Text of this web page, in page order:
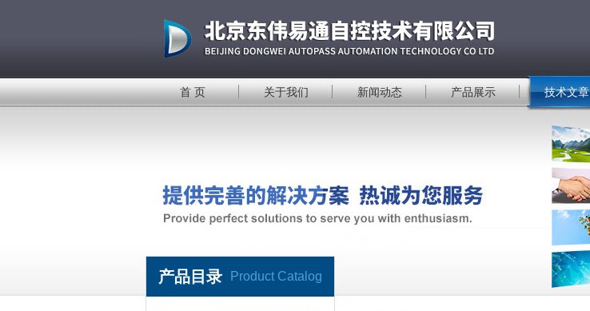
首 页 关于我们 新闻动态 产品展示 技术文章
产品目录 Product Catalog